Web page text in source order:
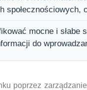
mocne i słabe
do
poprzez